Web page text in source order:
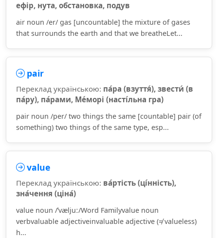
ефір, нута, обстановка, подув
air noun /er/ gas [uncountable] the mixture of gases
that surrounds the earth and that we breatheLet...
pair
Переклад українською: па́ра (взуття́), звести́ (в
па́ру), па́рами, Ме́морі (насті́льна гра)
pair noun /per/ two things the same [countable] pair (of
something) two things of the same type, esp...
value
Переклад українською: ва́ртість (ці́нність),
зна́чення (ціна́)
value noun /ˈvæljuː/Word Familyvalue noun
verbvaluable adjectiveinvaluable adjective (≠ valueless)
h...